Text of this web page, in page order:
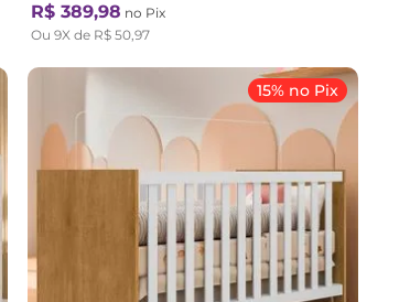
R$ 389,98 no Pix
Ou9X de R$ 50,97
15% no Pix